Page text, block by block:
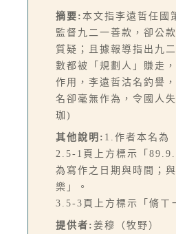
摘要: 本文指李遠哲任國
監督九二一善款，卻公
質疑；且據報導指出九
數都被「規劃人」賺走
作用，李遠哲沽名釣譽
名卻毫無作為，令國人
珈)
其他說明: 1.作者本名為
2.5-1頁上方標示「
為寫作之日期與時間；
樂」。
3.5-3頁上方標示「脩ㄒ
提供者: 姜穆（牧野）